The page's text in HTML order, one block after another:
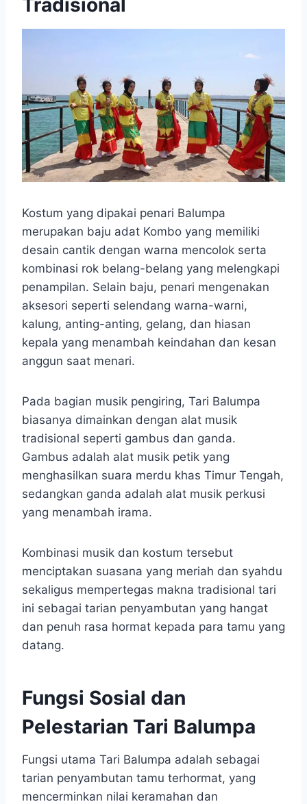
Kostum yang dipakai penari Balumpa
merupakan baju adat Kombo yang memiliki
desain cantik dengan warna mencolok serta
kombinasi rok belang-belang yang melengkapi
penampilan. Selain baju, penari mengenakan
aksesori seperti selendang warna-warni,
kalung, anting-anting, gelang, dan hiasan
kepala yang menambah keindahan dan kesan
anggun saat menari.
Pada bagian musik pengiring, Tari Balumpa
biasanya dimainkan dengan alat musik
tradisional seperti gambus dan ganda.
Gambus adalah alat musik petik yang
menghasilkan suara merdu khas Timur Tengah,
sedangkan ganda adalah alat musik perkusi
yang menambah irama.
Kombinasi musik dan kostum tersebut
menciptakan suasana yang meriah dan syahdu
sekaligus mempertegas makna tradisional tari
ini sebagai tarian penyambutan yang hangat
dan penuh rasa hormat kepada para tamu yang
datang.
Fungsi Sosial dan
Pelestarian Tari Balumpa
Fungsi utama Tari Balumpa adalah sebagai
tarian penyambutan tamu terhormat, yang
mencerminkan nilai keramahan dan